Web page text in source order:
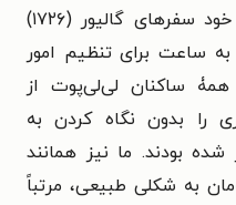
جاناتان سویفت در رمان بزرگ خود سفرهای گالیور (۱۷۲۶)
ساعت برای تنظیم امور
ساکنان لی‌لی‌پوت از
را بدون نگاه کردن به
بودند. ما نیز همانند
به شکلی طبیعی، مرتباً